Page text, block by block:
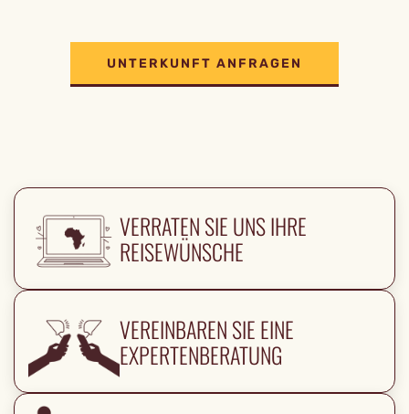
UNTERKUNFT ANFRAGEN
VERRATEN SIE UNS IHRE
REISEWÜNSCHE
VEREINBAREN SIE EINE
EXPERTENBERATUNG